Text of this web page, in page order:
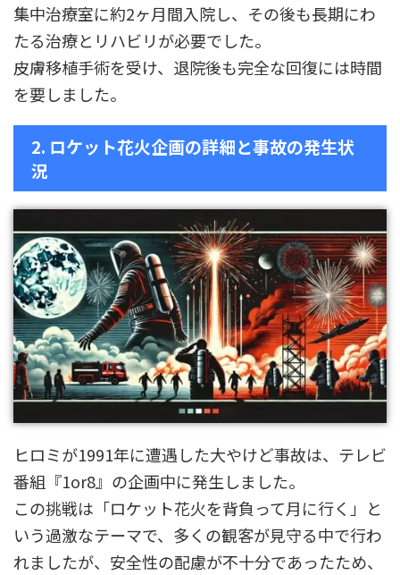
集中治療室に約2ヶ月間入院し、その後も長期にわ
たる治療とリハビリが必要でした。
皮膚移植手術を受け、退院後も完全な回復には時間
を要しました。
2. ロケット花火企画の詳細と事故の発生状
況
ヒロミが1991年に遭遇した大やけど事故は、テレビ
番組『1or8』の企画中に発生しました。
この挑戦は「ロケット花火を背負って月に行く」と
いう過激なテーマで、多くの観客が見守る中で行わ
れましたが、安全性の配慮が不十分であったため、